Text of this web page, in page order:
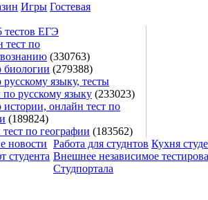
Игры Гостевая
ЕГЭ
тест по
(330763)
биологии (279388)
русскому языку, тесты
русскому языку (233023)
истории, онлайн тест по
(189824)
по географии (183562)
новости
студента
Работа для студнтов Кухня
Внешнее независимое
Студпортала